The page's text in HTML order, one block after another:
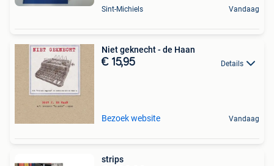
Sint-Michiels Vandaag
Niet geknecht - de Haan
€ 15,95 Details
Bezoek website Vandaag
strips